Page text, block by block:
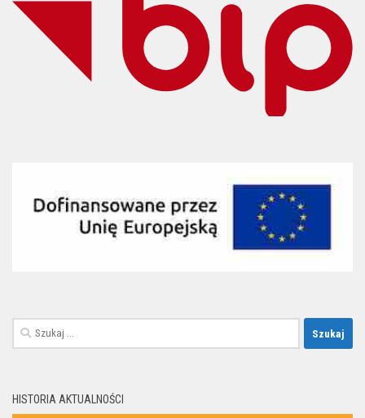
Szukaj:
HISTORIA AKTUALNOŚCI